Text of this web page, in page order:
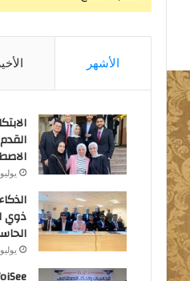
الأشهر
يوليو 1, 2024
ذوي
يوليو 7,